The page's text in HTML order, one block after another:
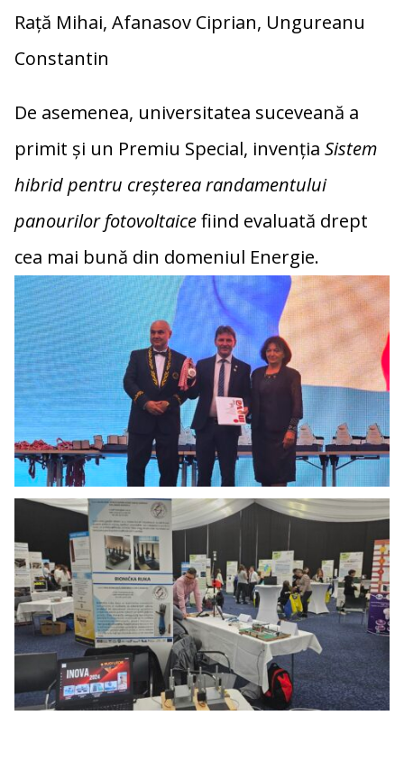
Rață Mihai, Afanasov Ciprian, Ungureanu
Constantin
De asemenea, universitatea suceveană a
primit și un Premiu Special, invenția Sistem
hibrid pentru creșterea randamentului
panourilor fotovoltaicefiind evaluată drept
cea mai bună din domeniul Energie.